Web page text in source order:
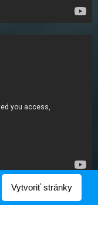
Vytvoriť stránky